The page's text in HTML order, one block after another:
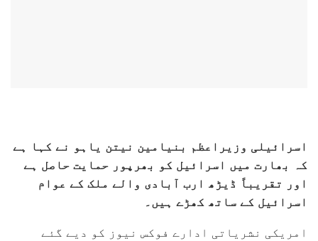
اسرائیلی وزیراعظم بنیامین نیتن یاہو نے کہا ہے
کہ بھارت میں اسرائیل کو بھرپور حمایت حاصل ہے
اور تقریباً ڈیڑھ ارب آبادی والے ملک کے عوام
اسرائیل کے ساتھ کھڑے ہیں۔
امریکی نشریاتی ادارے فوکس نیوز کو دیے گئے